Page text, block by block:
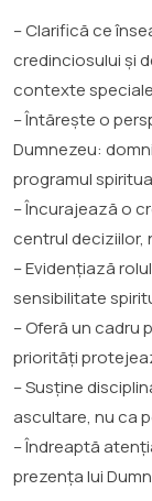
– Clarifică ce
credinciosului și
contexte speciale
– Întărește o
Dumnezeu:
programul
– Încurajează o
centrul deciziilor,
– Evidențiază
sensibilitate
– Oferă un cadru
priorități
– Susține
ascultare, nu ca
– Îndreaptă
prezența lui